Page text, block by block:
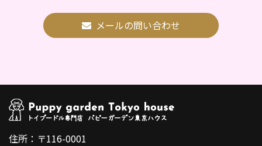
メールの問い合わせ
住所：〒116-0001